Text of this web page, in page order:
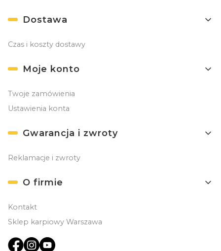
Dostawa
Czas i koszty dostawy
Moje konto
Twoje zamówienia
Ustawienia konta
Gwarancja i zwroty
Reklamacje i zwroty
O firmie
Kontakt
Sklep karpiowy Warszawa